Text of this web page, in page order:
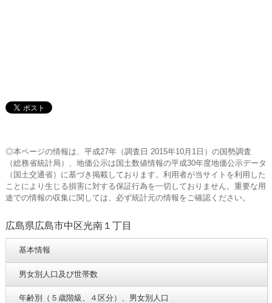
◎本ページの情報は、平成27年（調査日 2015年10月1日）の国勢調査
（総務省統計局）、地価公示は国土数値情報の平成30年度地価公示データ
（国土交通省）に基づき掲載しております。利用者が当サイトを利用した
ことにより生じる損害に対する保証行為を一切しておりません。重要な用
途での情報の収集に関しては、必ず統計元の情報をご確認ください。
広島県広島市中区光南１丁目
基本情報
男女別人口及び世帯数
年齢別（５歳階級、４区分）、男女別人口